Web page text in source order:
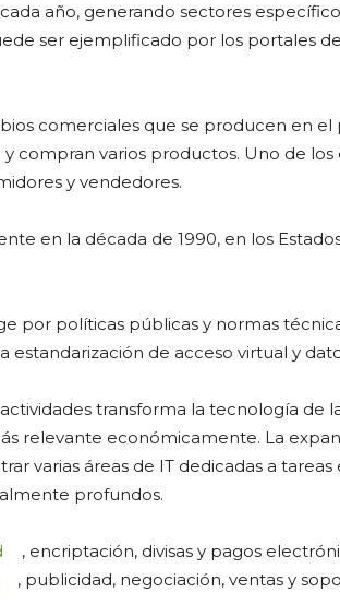
año, generando sectores
ser ejemplificado por los portales
comerciales que se producen en
compran varios productos. Uno de los
y vendedores.
en la década de 1990, en los
por políticas públicas y normas
estandarización de acceso virtual y
transforma la tecnología de
relevante económicamente. La
varias áreas de IT dedicadas a tareas
profundos.
, encriptación, divisas y pagos
, publicidad, negociación, ventas y